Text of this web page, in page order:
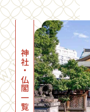
※その他、ご予算に合
神社・仏閣一覧